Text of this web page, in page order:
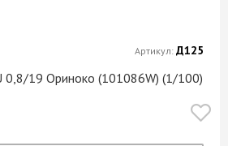
0,8/19 Ориноко (101086W) (1/100)
Артикул: Д125